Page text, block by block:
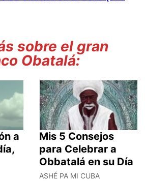
sobre el gran
Obatalá:
a
Mis 5 Consejos
para Celebrar a
Obbatalá en su Día
ASHÉ PA MI CUBA